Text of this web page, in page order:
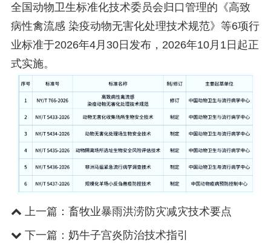
全国动物卫生标准化技术委员会归口管理的《高致
病性禽流感 染疫动物无害化处理技术规范》等6项行
业标准于2026年4月30日发布，2026年10月1日起正
式实施。
上一篇： 畜牧业暴雨洪涝防灾减灾技术要点
下一篇： 奶牛子宫炎防治技术指引